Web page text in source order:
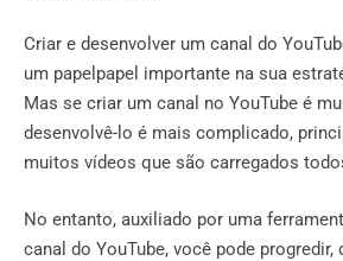
Criar e desenvolver um canal do
um papelpapel importante na sua
Mas se criar um canal no YouTube é
desenvolvê-lo é mais complicado,
muitos vídeos que são carregados
No entanto, auxiliado por uma
canal do YouTube, você pode progredir,